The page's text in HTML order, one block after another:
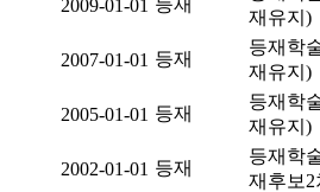
2009-01-01 등재
재유지)
2007-01-01 등재
등재학
재유지)
2005-01-01 등재
등재학
재유지)
2002-01-01 등재
등재학
재후보2